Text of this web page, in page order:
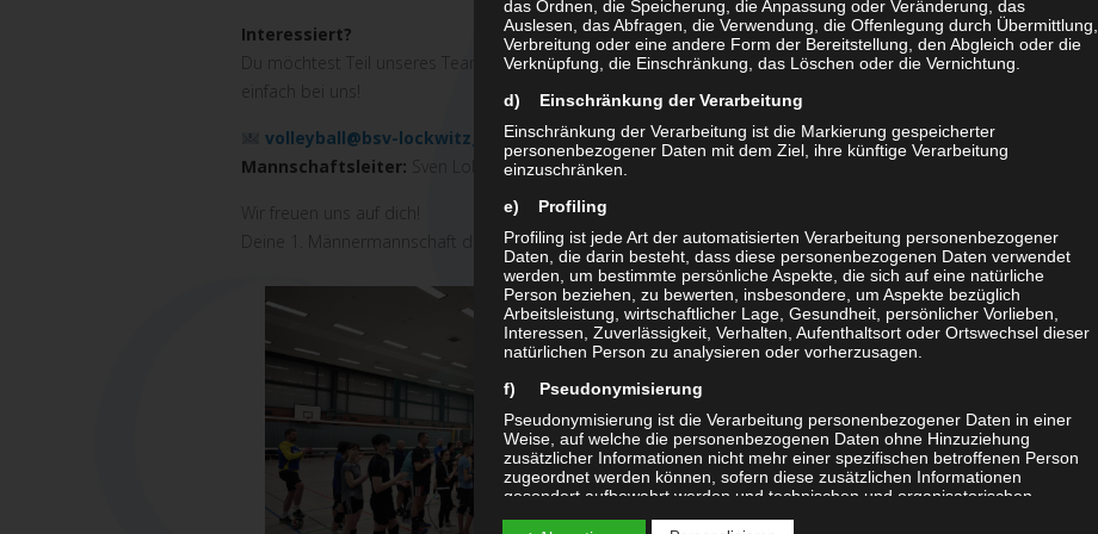
Interessiert?
Du möchtest Teil unseres Teams werden oder uns bei einem Training kennenlernen? Dann melde dich
einfach bei uns!
volleyball@bsv-lockwitzgrund.de
Mannschaftsleiter: Sven Lobeda
Wir freuen uns auf dich!
Deine 1. Männermannschaft des
BSVLockwitzgrund e.V.
das Ordnen, die Speicherung, die Anpassung oder Veränderung, das
Auslesen, das Abfragen, die Verwendung, die Offenlegung durch Übermittlung,
Verbreitung oder eine andere Form der Bereitstellung, den Abgleich oder die
Verknüpfung, die Einschränkung, das Löschen oder die Vernichtung.
d) Einschränkung der Verarbeitung
Einschränkung der Verarbeitung ist die Markierung gespeicherter
personenbezogener Daten mit dem Ziel, ihre künftige Verarbeitung
einzuschränken.
e) Profiling
Profiling ist jede Art der automatisierten Verarbeitung personenbezogener
Daten, die darin besteht, dass diese personenbezogenen Daten verwendet
werden, um bestimmte persönliche Aspekte, die sich auf eine natürliche
Person beziehen, zu bewerten, insbesondere, um Aspekte bezüglich
Arbeitsleistung, wirtschaftlicher Lage, Gesundheit, persönlicher Vorlieben,
Interessen, Zuverlässigkeit, Verhalten, Aufenthaltsort oder Ortswechsel dieser
natürlichen Person zu analysieren oder vorherzusagen.
f) Pseudonymisierung
Pseudonymisierung ist die Verarbeitung personenbezogener Daten in einer
Weise, auf welche die personenbezogenen Daten ohne Hinzuziehung
zusätzlicher Informationen nicht mehr einer spezifischen betroffenen Person
zugeordnet werden können, sofern diese zusätzlichen Informationen
gesondert aufbewahrt werden und technischen und organisatorischen
Maßnahmen unterliegen, die gewährleisten, dass die personenbezogenen